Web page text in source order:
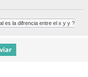
es la difrencia entre el x y y ?